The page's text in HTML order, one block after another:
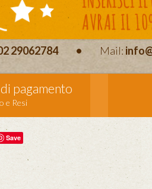
29062784 • Mail:
pagamento
e Resi
Save